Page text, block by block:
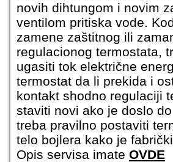
novih dihtungom i novim
ventilom pritiska vode.
zamene zaštitnog ili
regulacionog termostata,
ugasiti tok električne
termostat da li prekida i
kontakt shodno regulaciji
staviti novi ako je doslo
treba pravilno postaviti
telo bojlera kako je
Opis servisa imate OVDE